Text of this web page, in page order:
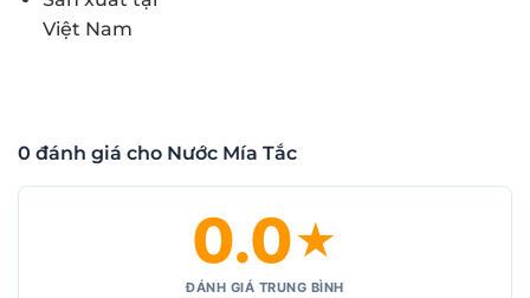
Việt Nam
0 đánh giá cho Nước Mía Tắc
0.0★
ĐÁNH GIÁ TRUNG BÌNH